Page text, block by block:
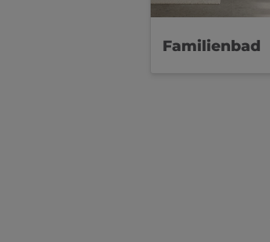
Familienbad